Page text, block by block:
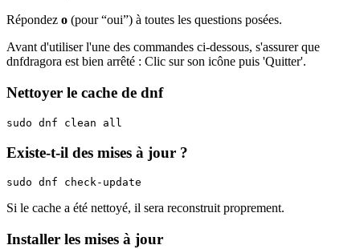
Répondez o (pour “oui”) à toutes les questions posées.
Avant d'utiliser l'une des commandes ci-dessous, s'assurer que
dnfdragora est bien arrêté : Clic sur son icône puis 'Quitter'.
Nettoyer le cache de dnf
sudo dnf clean all
Existe-t-il des mises à jour ?
sudo dnf check-update
Si le cache a été nettoyé, il sera reconstruit proprement.
Installer les mises à jour